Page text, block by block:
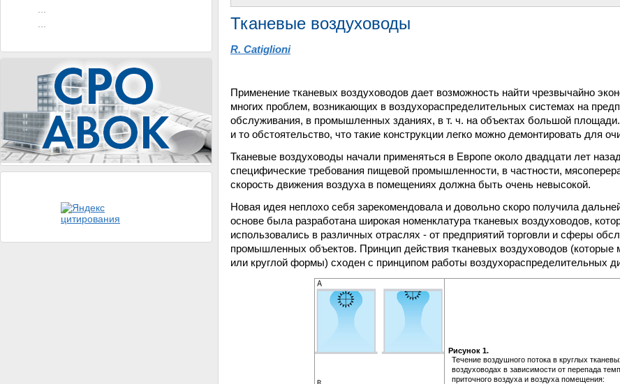
Тканевые воздуховоды
R. Catiglioni
Применение тканевых воздуховодов дает возможность найти чрезвычайно
многих проблем, возникающих в воздухораспределительных системах на
обслуживания, в промышленных зданиях, в т. ч. на объектах большой
и то обстоятельство, что такие конструкции легко можно демонтировать для
Тканевые воздуховоды начали применяться в Европе около двадцати лет
специфические требования пищевой промышленности, в частности,
скорость движения воздуха в помещениях должна быть очень невысокой.
Новая идея неплохо себя зарекомендовала и довольно скоро получила
основе была разработана широкая номенклатура тканевых воздуховодов,
использовались в различных отраслях - от предприятий торговли и сферы
промышленных объектов. Принцип действия тканевых воздуховодов (которые
или круглой формы) сходен с принципом работы воздухораспределительных
Рисунок 1.
Течение воздушного потока в круглых
воздуховодах в зависимости от перепада
приточного воздуха и воздуха помещения: